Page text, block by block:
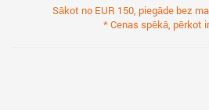
Sākot no EUR 150, piegāde bez
* Cenas spēkā, pērkot